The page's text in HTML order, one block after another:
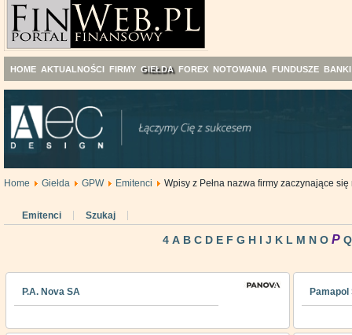
HOME AKTUALNOŚCI FIRMY GIEŁDA FOREX NOTOWANIA FUNDUSZE BANKI
Home Giełda GPW Emitenci Wpisy z Pełna nazwa firmy zaczynające się
Emitenci Szukaj
4 A B C D E F G H I J K L M N O P Q
P.A. Nova SA Pamapol